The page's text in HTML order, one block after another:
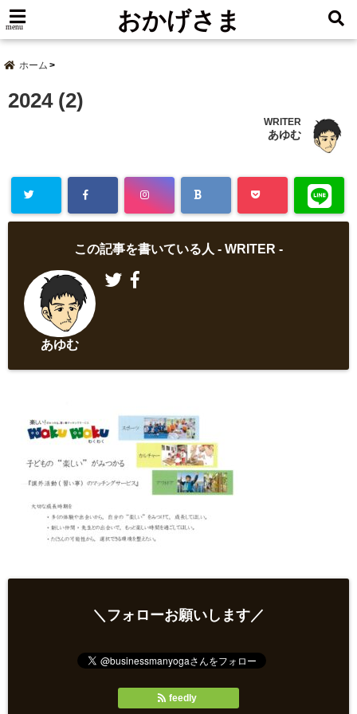
menu おかげさま
ホーム
2024 (2)
WRITER
あゆむ
この記事を書いている人 - WRITER -
あゆむ
＼フォローお願いします／
feedly